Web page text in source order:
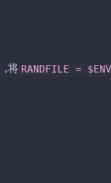
,将 RANDFILE =